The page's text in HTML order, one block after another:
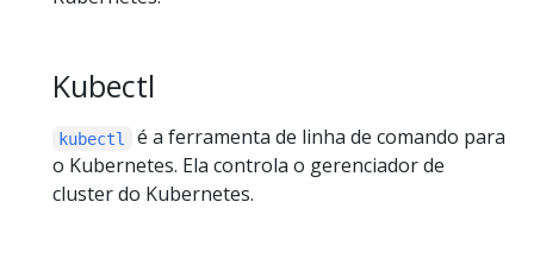
Kubectl
kubectl
é a ferramenta de linha de comando para
o Kubernetes. Ela controla o gerenciador de
cluster do Kubernetes.